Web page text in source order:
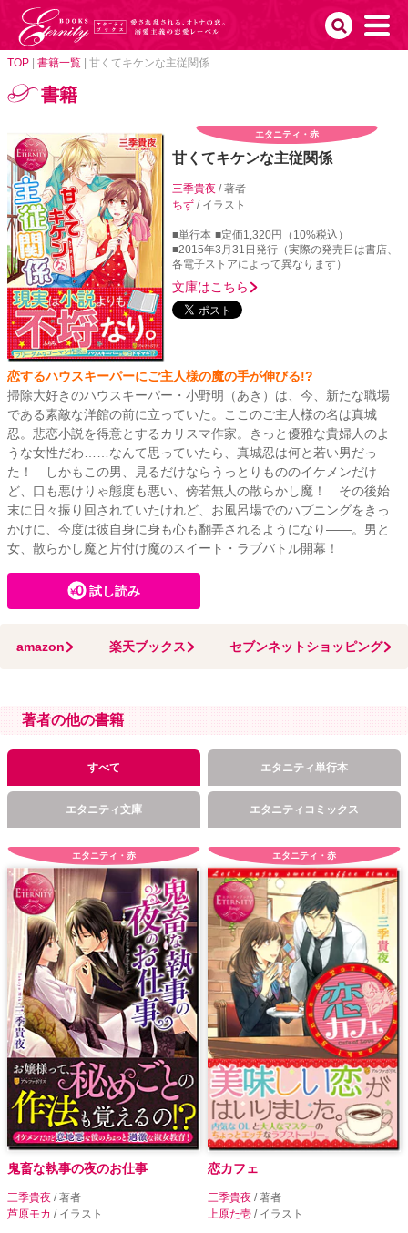
TOP 書籍一覧 甘くてキケンな主従関係
書籍
エタニティ・赤
甘くてキケンな主従関係
三季貴夜/ 著者
ちず / イラスト
■単行本 ■定価1,320円（10%税込）
■2015年3月31日発行（実際の発売日は書店、
各電子ストアによって異なります）
文庫はこちら
恋するハウスキーパーにご主人様の魔の手が伸びる!?
掃除大好きのハウスキーパー・小野明（あき）は、今、新たな職場
である素敵な洋館の前に立っていた。ここのご主人様の名は真城
忍。悲恋小説を得意とするカリスマ作家。きっと優雅な貴婦人のよ
うな女性だわ……なんて思っていたら、真城忍は何と若い男だっ
た！ しかもこの男、見るだけならうっとりもののイケメンだけ
ど、口も悪けりゃ態度も悪い、傍若無人の散らかし魔！ その後始
末に日々振り回されていたけれど、お風呂場でのハプニングをきっ
かけに、今度は彼自身に身も心も翻弄されるようになり――。男と
女、散らかし魔と片付け魔のスイート・ラブバトル開幕！
試し読み
amazon 楽天ブックス セブンネットショッピング
著者の他の書籍
すべて エタニティ単行本
エタニティ文庫 エタニティコミックス
エタニティ・赤
鬼畜な執事の夜のお仕事
三季貴夜 / 著者
芦原モカ / イラスト
エタニティ・赤
恋カフェ
三季貴夜 / 著者
上原た壱 / イラスト